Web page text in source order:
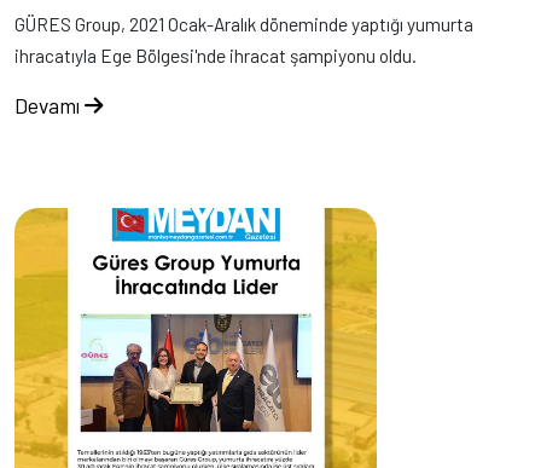
GÜRES Group, 2021 Ocak-Aralık döneminde yaptığı yumurta
ihracatıyla Ege Bölgesi'nde ihracat şampiyonu oldu.
Devamı